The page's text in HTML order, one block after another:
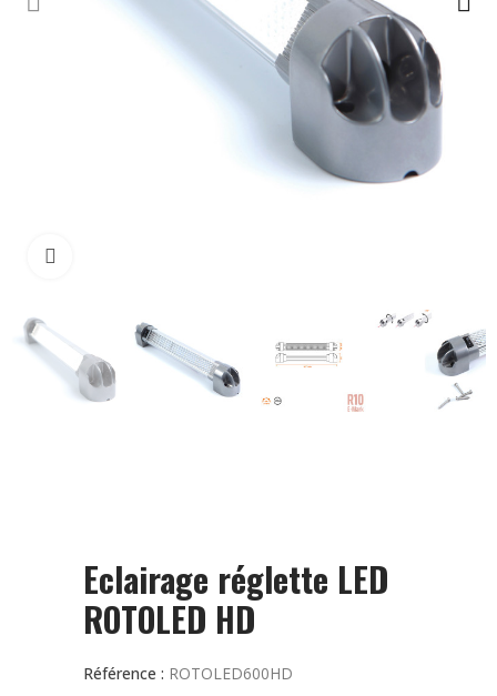
Eclairage réglette LED
ROTOLED HD
Référence : ROTOLED600HD